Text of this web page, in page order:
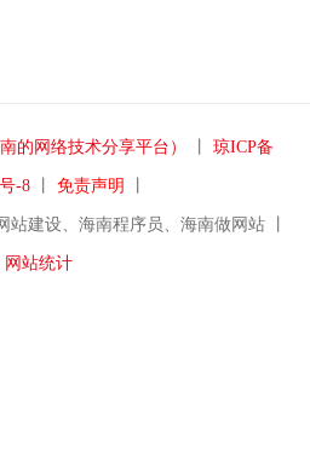
的网络技术分享平台） 琼ICP备
-8 免责声明
建设、海南程序员、海南做网站 丨
网站统计